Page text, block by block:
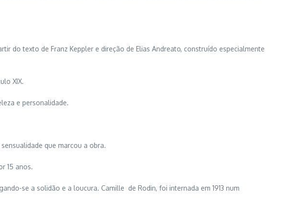
do texto de Franz Keppler e direção de Elias Andreato, construído especialmente
XIX.
e personalidade.
que marcou a obra.
15 anos.
se a solidão e a loucura. Camille de Rodin, foi internada em 1913 num